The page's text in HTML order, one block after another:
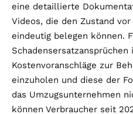
eine detaillierte
Videos, die den Zustand
eindeutig belegen können.
Kostenvoranschläge zur
einzuholen und diese der
das Umzugsunternehmen
können Verbraucher seit